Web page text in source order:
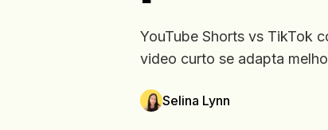
YouTube Shorts vs TikTok
video curto se adapta
Selina Lynn